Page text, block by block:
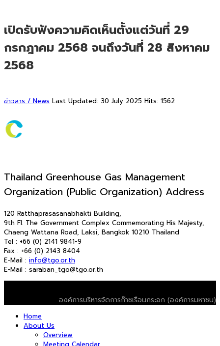
เปิดรับฟังความคิดเห็นตั้งแต่วันที่ 29
กรกฎาคม 2568 จนถึงวันที่ 28 สิงหาคม
2568
ข่าวสาร / News Last Updated: 30 July 2025 Hits: 1562
Thailand Greenhouse Gas Management
Organization (Public Organization) Address
120 Ratthaprasasanabhakti Building,
9th Fl. The Government Complex Commemorating His Majesty,
Chaeng Wattana Road, Laksi, Bangkok 10210 Thailand
Tel : +66 (0) 2141 9841-9
Fax : +66 (0) 2143 8404
E-Mail : info@tgo.or.th
E-Mail : saraban_tgo@tgo.or.th
องค์การบริหารจัดการก๊าซเรือนกระจก (องค์การมหาชน)
Home
About Us
Overview